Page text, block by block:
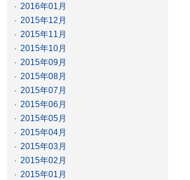
· 2016年01月
· 2015年12月
· 2015年11月
· 2015年10月
· 2015年09月
· 2015年08月
· 2015年07月
· 2015年06月
· 2015年05月
· 2015年04月
· 2015年03月
· 2015年02月
· 2015年01月